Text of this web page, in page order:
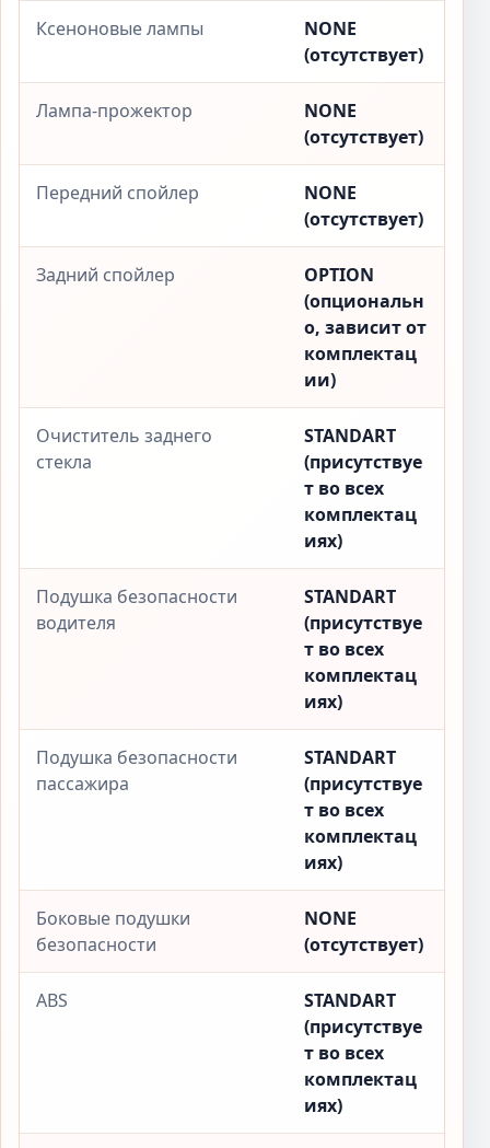
Ксеноновые лампы
NONE
(отсутствует)
Лампа-прожектор
NONE
(отсутствует)
Передний спойлер
NONE
(отсутствует)
Задний спойлер
OPTION
(опциональн
о, зависит от
комплектац
ии)
Очиститель заднего
стекла
STANDART
(присутствуе
т во всех
комплектац
иях)
Подушка безопасности
водителя
STANDART
(присутствуе
т во всех
комплектац
иях)
Подушка безопасности
пассажира
STANDART
(присутствуе
т во всех
комплектац
иях)
Боковые подушки
безопасности
NONE
(отсутствует)
ABS
STANDART
(присутствуе
т во всех
комплектац
иях)